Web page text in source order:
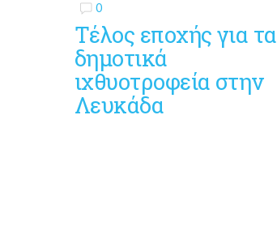
0
Τέλος εποχής για τα
δημοτικά
ιχθυοτροφεία στην
Λευκάδα